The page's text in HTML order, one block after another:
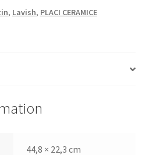
, Lavish, PLACI CERAMICE
44,8 × 22,3 cm